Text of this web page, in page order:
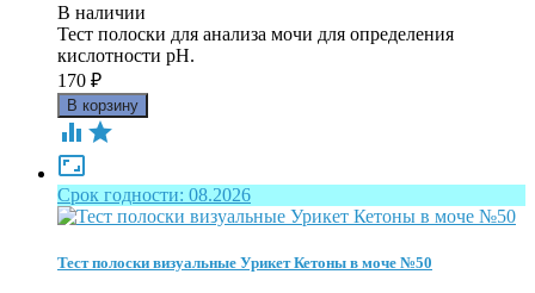
В наличии
Тест полоски для анализа мочи для определения
кислотности pH.
170 ₽
 

Срок годности: 08.2026
Тест полоски визуальные Урикет Кетоны в моче №50